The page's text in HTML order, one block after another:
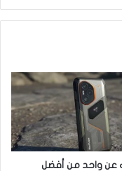
عن واحد من أفضل